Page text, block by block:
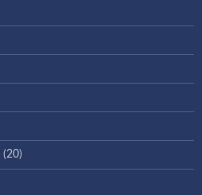
(20)